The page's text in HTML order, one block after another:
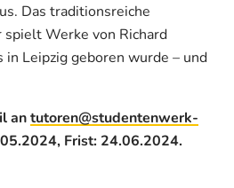
Das traditionsreiche
spielt Werke von Richard
in Leipzig geboren wurde – und
antutoren@studentenwerk-
Frist: 24.06.2024.